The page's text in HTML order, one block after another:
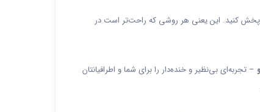
پخش کنید. این یعنی هر روشی که راحت‌تر است در
– تجربه‌ای بی‌نظیر و خنده‌دار را برای شما و اطرافیانتان